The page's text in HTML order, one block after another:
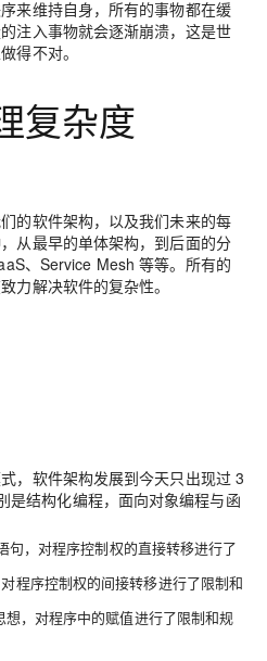
来维持自身，所有的事物都在缓
注入事物就会逐渐崩溃，这是世
得不对。
复杂度
的软件架构，以及我们未来的每
从最早的单体架构，到后面的分
、Service Mesh 等等。所有的
力解决软件的复杂性。
，软件架构发展到今天只出现过 3
是结构化编程，面向对象编程与函
句，对程序控制权的直接转移进行了
程序控制权的间接转移进行了限制和
，对程序中的赋值进行了限制和规